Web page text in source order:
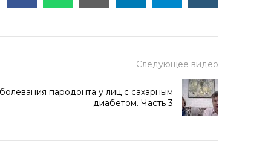
Следующее видео
пародонта у лиц с сахарным
диабетом. Часть 3